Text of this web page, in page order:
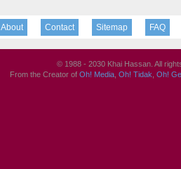
About Contact Sitemap FAQ
© 1988 - 2030 Khai Hassan. All
From the Creator of Oh! Media Oh! Tidak Oh!